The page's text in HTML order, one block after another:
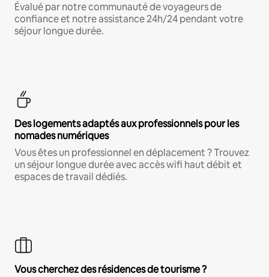
Évalué par notre communauté de voyageurs de
confiance et notre assistance 24h/24 pendant votre
séjour longue durée.
Des logements adaptés aux professionnels pour les
nomades numériques
Vous êtes un professionnel en déplacement ? Trouvez
un séjour longue durée avec accès wifi haut débit et
espaces de travail dédiés.
Vous cherchez des résidences de tourisme ?